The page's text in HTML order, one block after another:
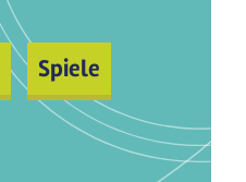
Spiele